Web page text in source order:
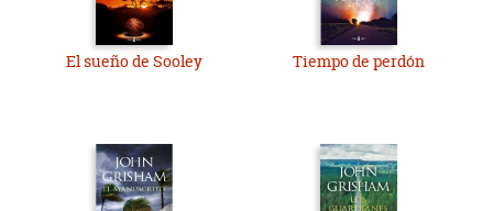
El sueño de Sooley Tiempo de perdón